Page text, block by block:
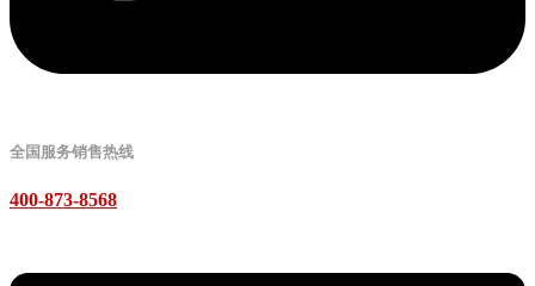
全国服务销售热线
400-873-8568